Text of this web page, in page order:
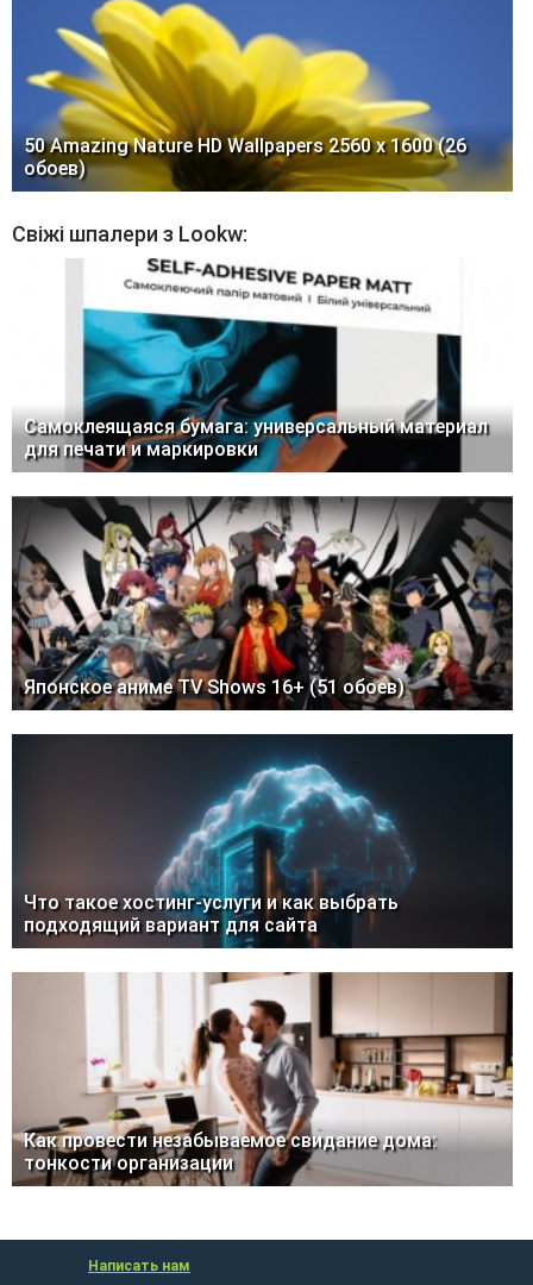
50 Amazing Nature HD Wallpapers 2560 х 1600 (26
обоев)
Свіжі шпалери з Lookw:
Самоклеящаяся бумага: универсальный материал
для печати и маркировки
Японское аниме TV Shows 16+ (51 обоев)
Что такое хостинг-услуги и как выбрать
подходящий вариант для сайта
Как провести незабываемое свидание дома:
тонкости организации
Написать нам